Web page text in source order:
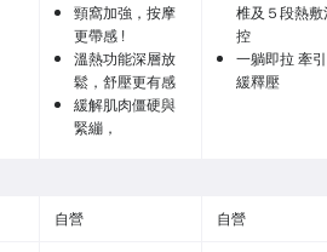
頸窩加強，按摩
更帶感 !
溫熱功能深層放
鬆，舒壓更有感
緩解肌肉僵硬與
緊繃，
椎及５段熱敷
控
一躺即拉 牽
緩釋壓
自營 自營